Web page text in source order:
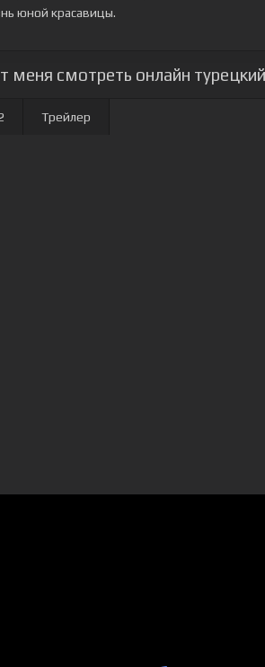
юной красавицы.
меня смотреть онлайн
Трейлер